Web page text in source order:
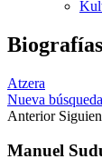
Atzera
Nueva búsqueda
Anterior
Manuel